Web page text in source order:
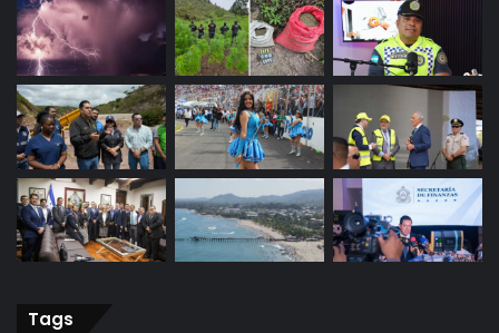
Tags